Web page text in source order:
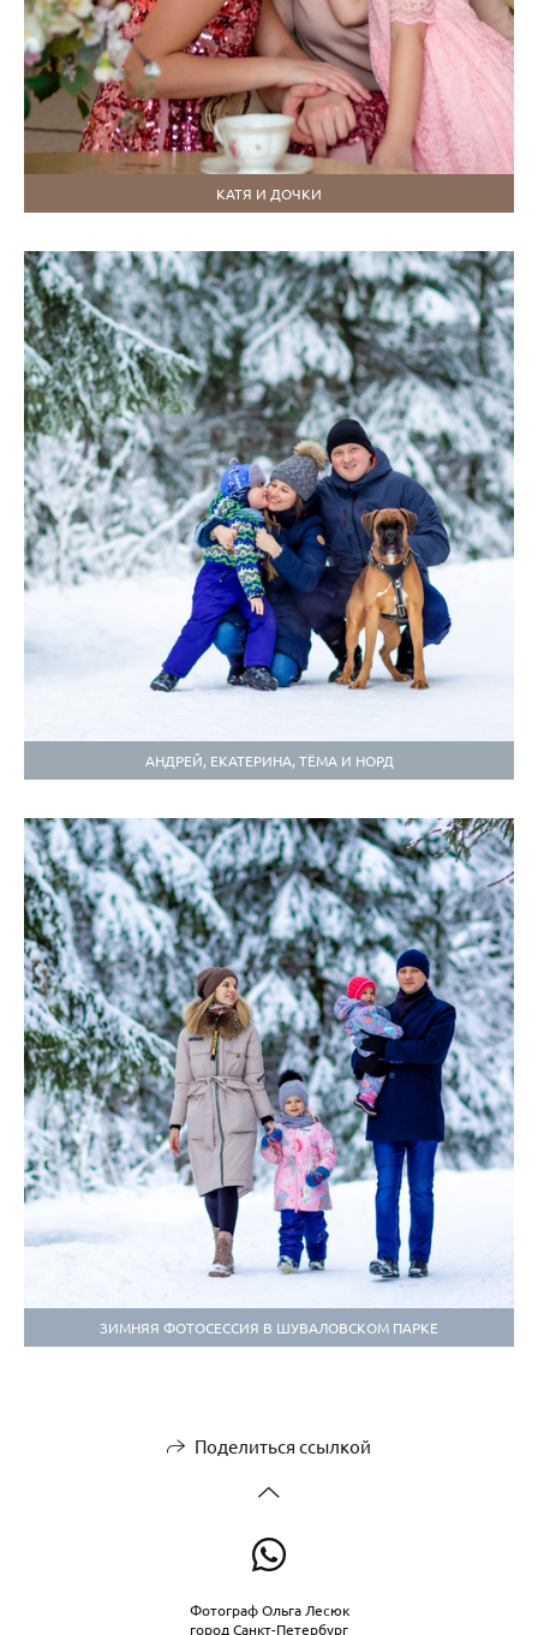
КАТЯ И ДОЧКИ
АНДРЕЙ, ЕКАТЕРИНА, ТЁМА И НОРД
ЗИМНЯЯ ФОТОСЕССИЯ В ШУВАЛОВСКОМ ПАРКЕ
Поделиться ссылкой
Фотограф Ольга Лесюк
город Санкт-Петербург